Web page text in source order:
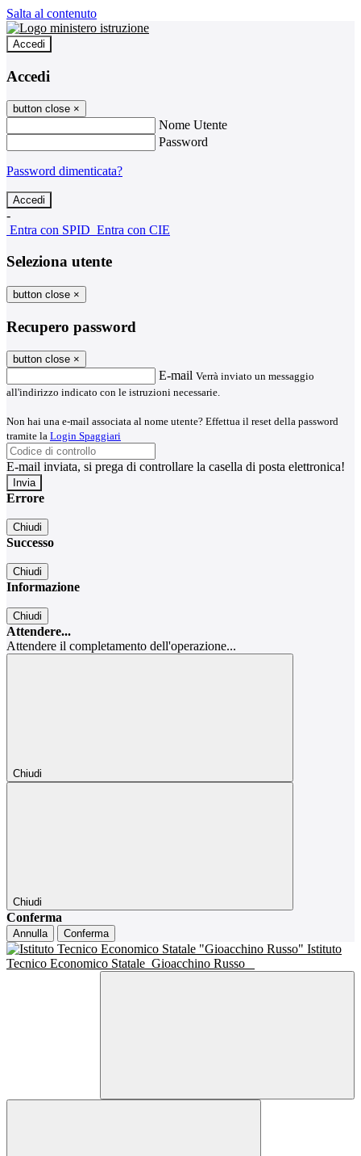
Salta al contenuto
Accedi
Accedi
button close ×
Nome Utente
Password
Password dimenticata?
-
Entra con SPID Entra con CIE
Seleziona utente
button close ×
Recupero password
button close ×
E-mail Verrà inviato un messaggio
all'indirizzo indicato con le istruzioni necessarie.
Non hai una e-mail associata al nome utente? Effettua il reset della password
tramite la Login Spaggiari
E-mail inviata, si prega di controllare la casella di posta elettronica!
Errore
Chiudi
Successo
Chiudi
Informazione
Chiudi
Attendere...
Attendere il completamento dell'operazione...
Chiudi
Chiudi
Conferma
Annulla Conferma
Istituto
Tecnico Economico Statale Gioacchino Russo